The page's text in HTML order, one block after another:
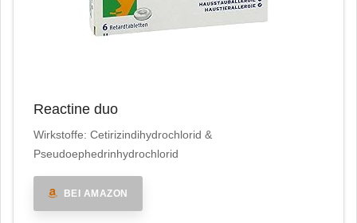
Reactine duo
Wirkstoffe: Cetirizindihydrochlorid &
Pseudoephedrinhydrochlorid
BEI AMAZON